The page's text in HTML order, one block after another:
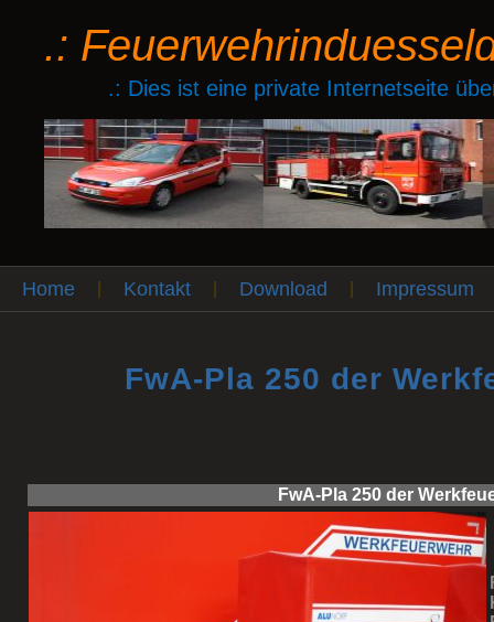
.:
.: Dies ist eine private Internetseite
Home Kontakt Download Impressum
FwA-Pla 250 der
FwA-Pla 250 der